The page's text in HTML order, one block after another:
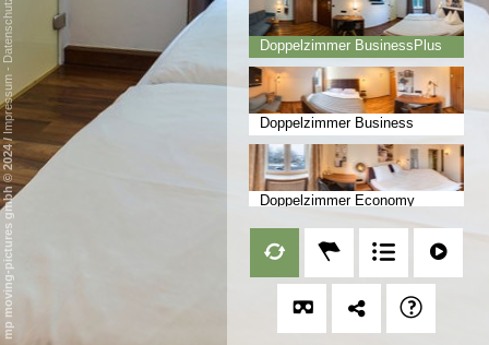
Doppelzimmer BusinessPlus
Doppelzimmer Business
Doppelzimmer Economy
Einzelzimmer Business
mp moving-pictures gmbh © 2024
/
Impressum
-
Datenschutz